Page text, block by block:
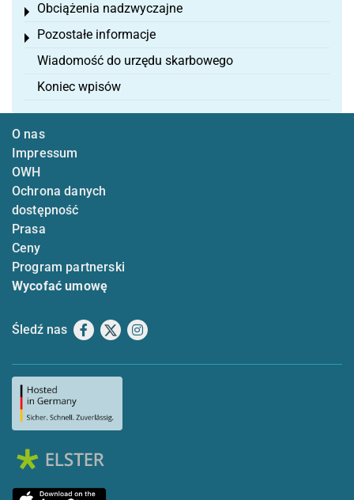
Obciążenia nadzwyczajne
Toggle menu
Pozostałe informacje
Toggle menu
Wiadomość do urzędu skarbowego
Koniec wpisów
O nas
Impressum
OWH
Ochrona danych
dostępność
Prasa
Ceny
Program partnerski
Wycofać umowę
Śledź nas Facebook
X Instagram